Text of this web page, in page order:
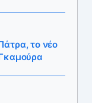
το νέο